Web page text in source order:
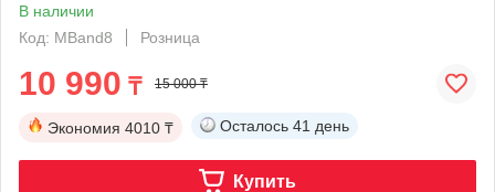
В наличии
Код: MBand8
Розница
10 990 ₸ 15 000 ₸
Экономия 4010 ₸ Осталось 41 день
Купить